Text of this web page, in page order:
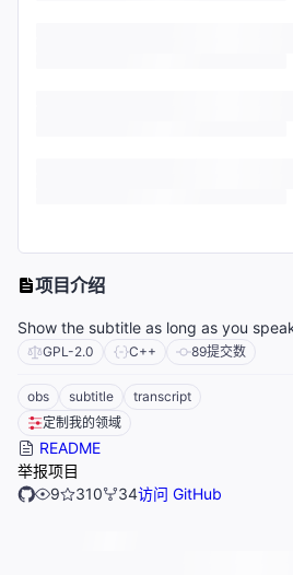
项目介绍
Show the subtitle as long as you
GPL-2.0 C++ 89提交数
obs subtitle
transcript
定制我的领域
README
举报项目
9
310 34访问 GitHub